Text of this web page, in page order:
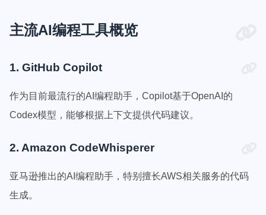
主流AI编程工具概览
1. GitHub Copilot
作为目前最流行的AI编程助手，Copilot基于OpenAI的
Codex模型，能够根据上下文提供代码建议。
2. Amazon CodeWhisperer
亚马逊推出的AI编程助手，特别擅长AWS相关服务的代码
生成。